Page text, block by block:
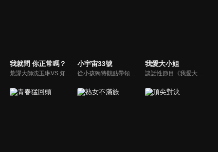
我就問 你正常嗎？ 小宇宙33號
從小孩獨特觀點帶領大人探討最夯的生活話題、流行事物和現象，蹦出爆笑火花與意外笑果，節目風格是高、中、低年級版《大學生了沒》。
我愛大小姐